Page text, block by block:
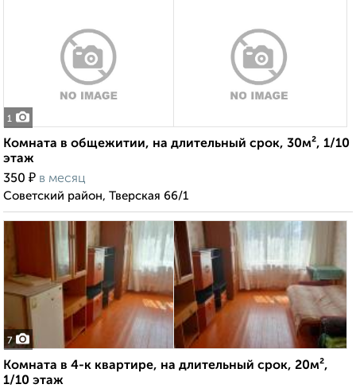
1
Комната в общежитии, на длительный срок, 30м², 1/10
этаж
350 ₽ в месяц
Советский район, Тверская 66/1
7
Комната в 4-к квартире, на длительный срок, 20м²,
1/10 этаж